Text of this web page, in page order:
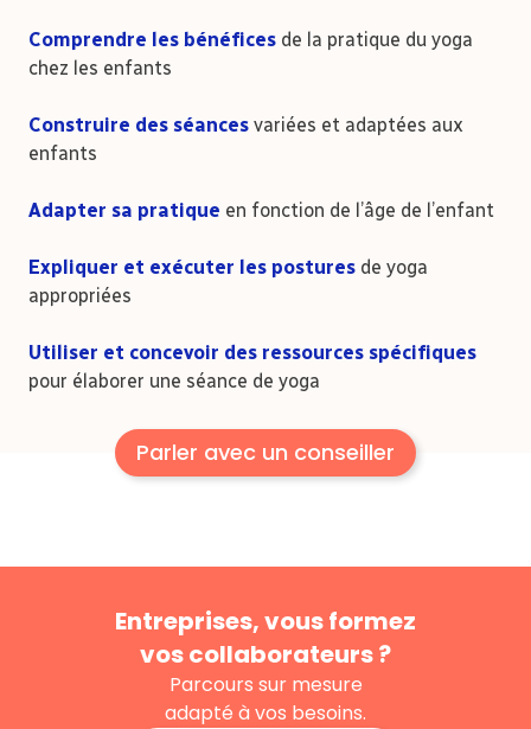
Comprendre les bénéfices de la pratique du yoga
chez les enfants
Construire des séances variées et adaptées aux
enfants
Adapter sa pratique en fonction de l’âge de l’enfant
Expliquer et exécuter les postures de yoga
appropriées
Utiliser et concevoir des ressources spécifiques
pour élaborer une séance de yoga
Parler avec un conseiller
Entreprises, vous formez
vos collaborateurs ?
Parcours sur mesure
adapté à vos besoins.